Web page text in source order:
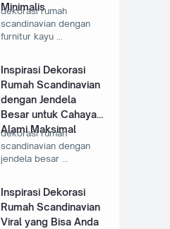
Minimalis
dekorasi rumah
scandinavian dengan
furnitur kayu …
Inspirasi Dekorasi
Rumah Scandinavian
dengan Jendela
Besar untuk Cahaya
Alami Maksimal
dekorasi rumah
scandinavian dengan
jendela besar …
Inspirasi Dekorasi
Rumah Scandinavian
Viral yang Bisa Anda